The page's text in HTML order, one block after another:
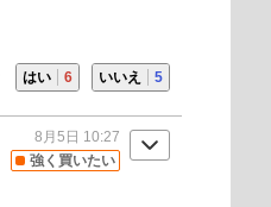
はい 6 いいえ 5
強く買いたい
8月5日 10:27